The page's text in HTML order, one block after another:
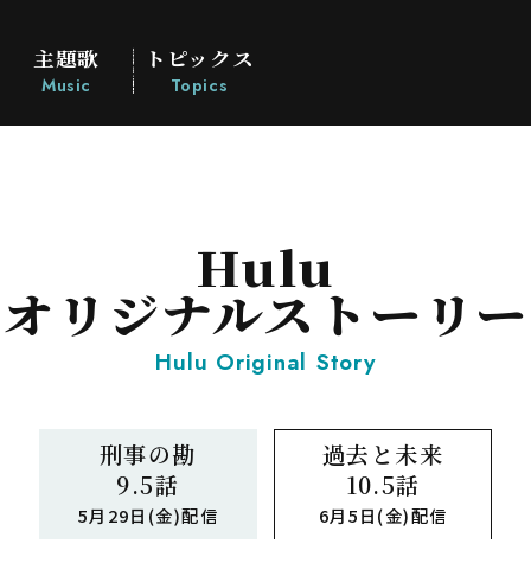
主題歌
Music
トピックス
Topics
Hulu
オリジナルストーリー
Hulu Original Story
刑事の勘
9.5話
5月29日(金)配信
過去と未来
10.5話
6月5日(金)配信